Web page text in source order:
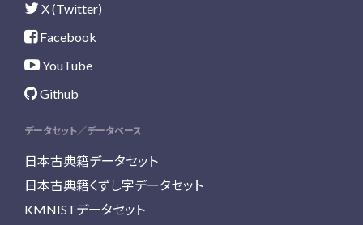
X (Twitter)
Facebook
YouTube
Github
データセット／データベース
日本古典籍データセット
日本古典籍くずし字データセット
KMNISTデータセット